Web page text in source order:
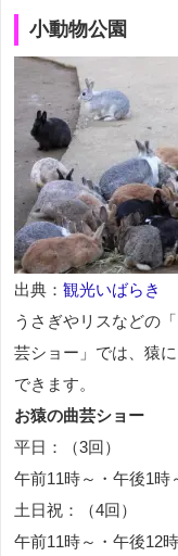
小動物公園
出典： 観光いばらき
うさぎやリスなどの
芸ショー」では、猿
できます。
お猿の曲芸ショー
平日：（3回）
午前11時～・午後1時
土日祝：（4回）
午前11時～・午後12